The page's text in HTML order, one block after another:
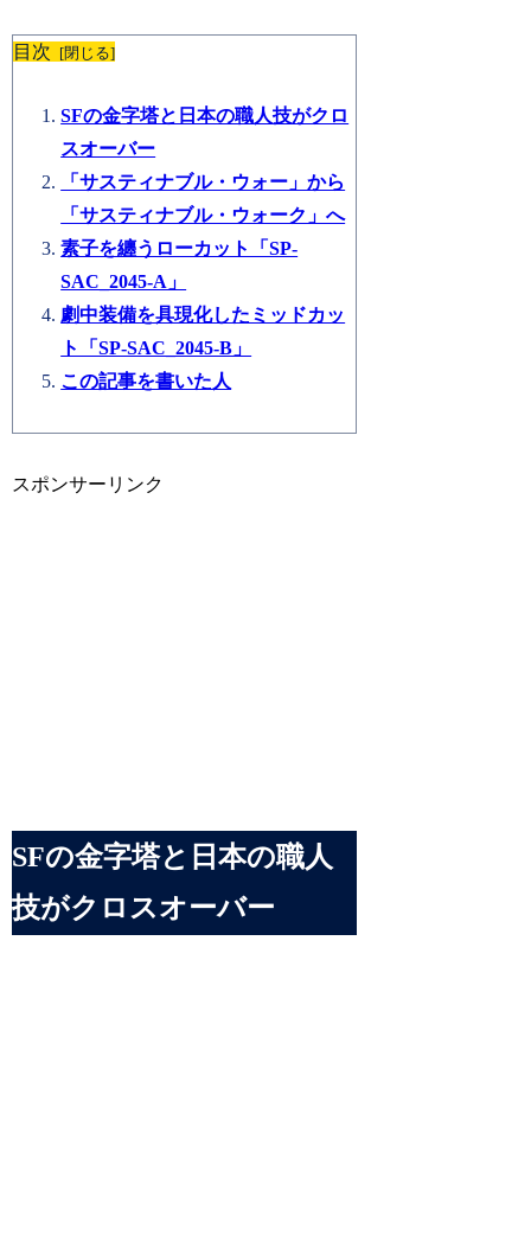
目次
SFの金字塔と日本の職人技がクロ
スオーバー
「サスティナブル・ウォー」から
「サスティナブル・ウォーク」へ
素子を纏うローカット「SP-
SAC_2045-A」
劇中装備を具現化したミッドカッ
ト「SP-SAC_2045-B」
この記事を書いた人
スポンサーリンク
SFの金字塔と日本の職人
技がクロスオーバー